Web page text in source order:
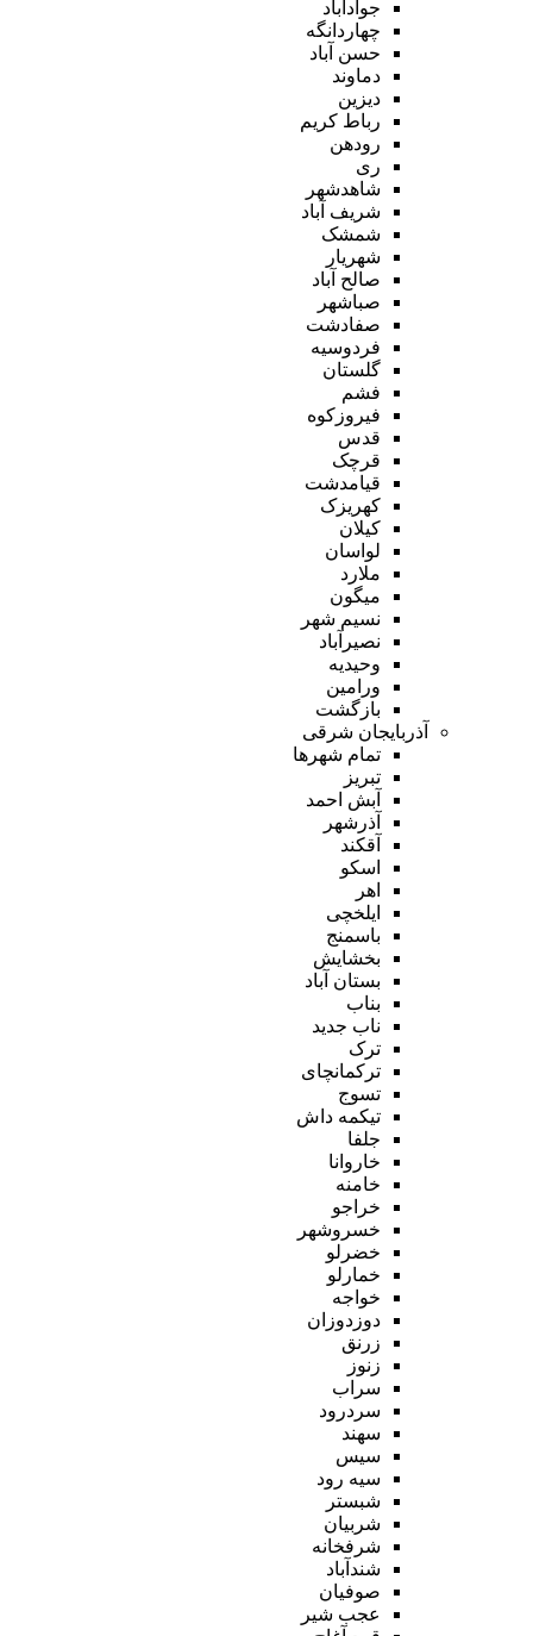
جوادآباد
چهاردانگه
حسن آباد
دماوند
دیزین
رباط کریم
رودهن
ری
شاهدشهر
شریف آباد
شمشک
شهریار
صالح آباد
صباشهر
صفادشت
فردوسیه
گلستان
فشم
فیروزکوه
قدس
قرچک
قیامدشت
کهریزک
کیلان
لواسان
ملارد
میگون
نسیم شهر
نصیرآباد
وحیدیه
ورامین
بازگشت
آذربایجان شرقی
تمام شهر‌ها
تبریز
آبش احمد
آذرشهر
آقکند
اسکو
اهر
ایلخچی
باسمنج
بخشایش
بستان آباد
بناب
ناب جدید
ترک
ترکمانچای
تسوج
تیکمه داش
جلفا
خاروانا
خامنه
خراجو
خسروشهر
خضرلو
خمارلو
خواجه
دوزدوزان
زرنق
زنوز
سراب
سردرود
سهند
سیس
سیه رود
شبستر
شربیان
شرفخانه
شندآباد
صوفیان
عجب شیر